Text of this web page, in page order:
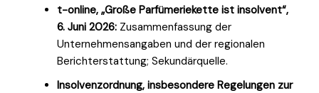
t-online, „Große Parfümeriekette ist insolvent“,
6. Juni 2026: Zusammenfassung der
Unternehmensangaben und der regionalen
Berichterstattung; Sekundärquelle.
Insolvenzordnung, insbesondere Regelungen zur